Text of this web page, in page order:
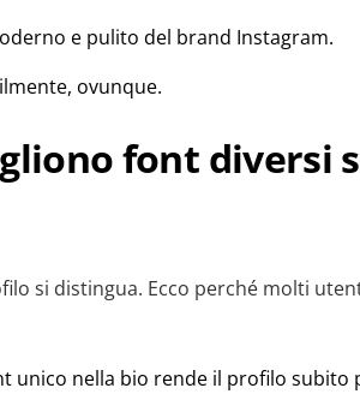
e pulito del brand Instagram.
ovunque.
font diversi
si distingua. Ecco perché molti
unico nella bio rende il profilo subito